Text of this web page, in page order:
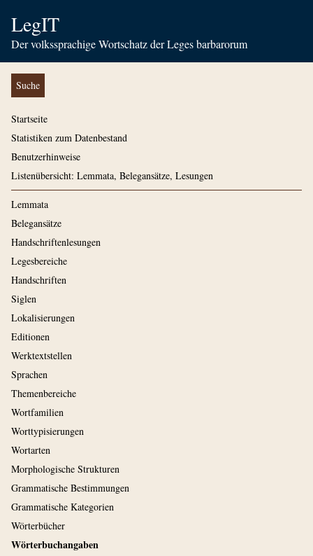
LegIT
Der volkssprachige Wortschatz der Leges barbarorum
Suche
Startseite
Statistiken zum Datenbestand
Benutzerhinweise
Listenübersicht: Lemmata, Belegansätze, Lesungen
Lemmata
Belegansätze
Handschriftenlesungen
Legesbereiche
Handschriften
Siglen
Lokalisierungen
Editionen
Werktextstellen
Sprachen
Themenbereiche
Wortfamilien
Worttypisierungen
Wortarten
Morphologische Strukturen
Grammatische Bestimmungen
Grammatische Kategorien
Wörterbücher
Wörterbuchangaben